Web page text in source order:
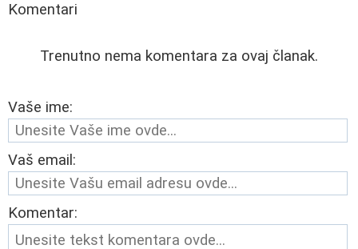
Komentari
Trenutno nema komentara za ovaj članak.
Vaše ime:
Vaš email:
Komentar: